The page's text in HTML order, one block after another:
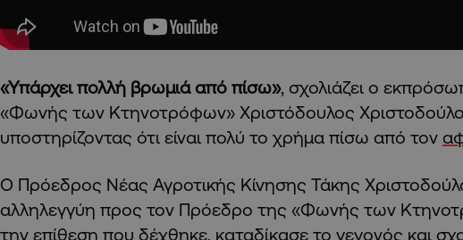
«Υπάρχει πολλή βρωμιά από πίσω», σχολιάζει ο
«Φωνής των Κτηνοτρόφων» Χριστόδουλος
υποστηρίζοντας ότι είναι πολύ το χρήμα πίσω από τον
Ο Πρόεδρος Νέας Αγροτικής Κίνησης Τάκης
αλληλεγγύη προς τον Πρόεδρο της «Φωνής των
την επίθεση που δέχθηκε, καταδίκασε το γεγονός και